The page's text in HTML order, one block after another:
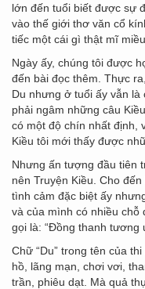
lớn đến tuổi biết được sự
vào thế giới thơ văn cổ
tiếc một cái gì thật mĩ
Ngày ấy, chúng tôi được
đến bài đọc thêm. Thực
Du nhưng ở tuổi ấy vẫn
phải ngâm những câu
có một độ chín nhất định,
Kiều tôi mới thấy được
Nhưng ấn tượng đầu tiên
nên Truyện Kiều. Cho
tình cảm đặc biệt ấy
và của mình có nhiều chỗ
gọi là: “Đồng thanh tương
Chữ “Du” trong tên của
hồ, lãng mạn, chơi vơi,
trần, phiêu dạt. Mà quả